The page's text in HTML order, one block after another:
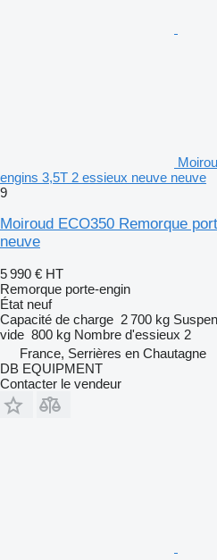
engins 3,5T 2 essieux neuve neuve
9
Moiroud ECO350 Remorque
neuve
5 990 € HT
Remorque porte-engin
État neuf
Capacité de charge 2 700 kg
vide 800 kg Nombre d'essieux 2
France, Serrières en Chautagne
DB EQUIPMENT
Contacter le vendeur